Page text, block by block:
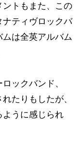
ントもまた、この
ティヴロックバ
は全英アルバム
ックバンド、
たりもしたが、
ように感じられ